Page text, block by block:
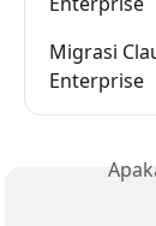
Migrasi
Enterprise